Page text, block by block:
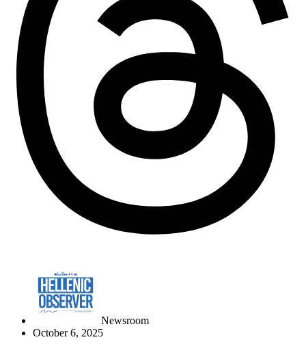
Newsroom
October 6, 2025